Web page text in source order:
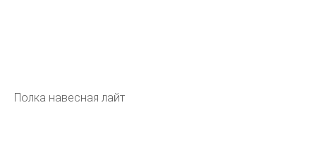
Полка навесная лайт